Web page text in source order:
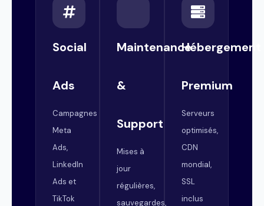
Social
Ads
Campagnes
Meta
Ads,
LinkedIn
Ads et
TikTok
Maintenance
&
Support
Mises à
jour
régulières,
sauvegardes,
Hébergement
Premium
Serveurs
optimisés,
CDN
mondial,
SSL
inclus